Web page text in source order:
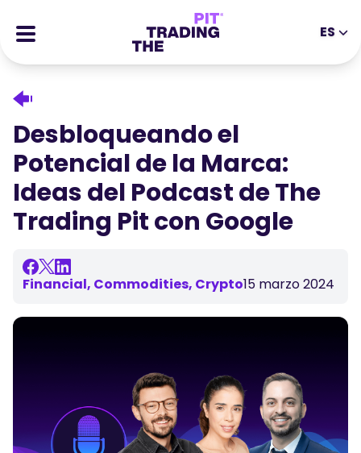
Stocks
Historias de Éxito
Recompensas
Blog
Ebooks
HERRAMIENTAS DE TRADING
Calendario Económico
Sobre
Centro de ayuda
Regístrate
ES
DE
ES
IT
TR
VI
Desbloqueando el
Potencial de la Marca:
Ideas del Podcast de The
Trading Pit con Google
Financial, Commodities, Crypto15 marzo 2024